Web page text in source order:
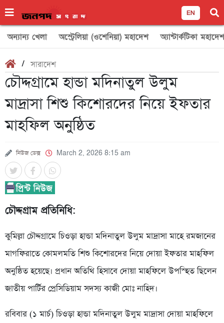
EN
অন্যান্য খেলা অস্ট্রেলিয়া (ওশেনিয়া) মহাদেশ অ্যান্টার্কটিকা মহাদেশ
/সারাদেশ
চৌদ্দগ্রামে হান্ডা মদিনাতুল উলুম
মাদ্রাসা শিশু কিশোরদের নিয়ে ইফতার
মাহফিল অনুষ্ঠিত
নিউজ ডেক্স March 2, 2026 8:15 am
চৌদ্দগ্রাম প্রতিনিধি:
কুমিল্লা চৌদ্দগ্রামে চিওড়া হান্ডা মদিনাতুল উলুম মাদ্রাসা মাহে রমজানের
মাগফিরাতে কোমলমতি শিশু কিশোরদের নিয়ে দোয়া ইফতার মাহফিল
অনুষ্ঠিত হয়েছে। প্রধান অতিথি হিসাবে দোয়া মাহফিলে উপস্হিত ছিলেন
জাতীয় পার্টির প্রেসিডিয়াম সদস্য কাজী মোঃ নাহিদ।
রবিবার (১মার্চ) চিওড়া হান্ডা মদিনাতুল উলুম মাদ্রাসা দোয়া মাহফিলে